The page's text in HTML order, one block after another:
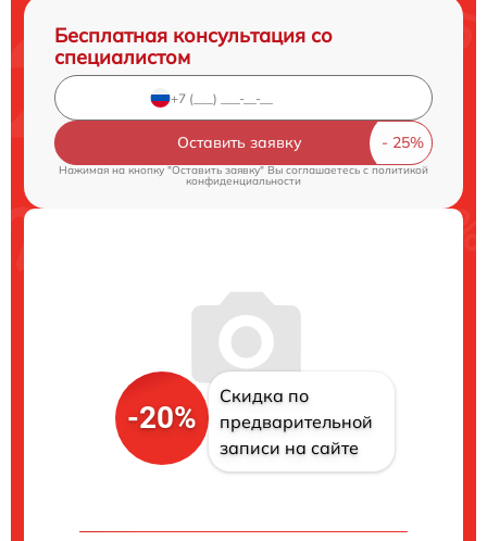
Бесплатная консультация со
специалистом
Оставить заявку
Нажимая на кнопку "Оставить заявку" Вы соглашаетесь c политикой
конфиденциальности
-20%
Скидка по
предварительной
записи на сайте